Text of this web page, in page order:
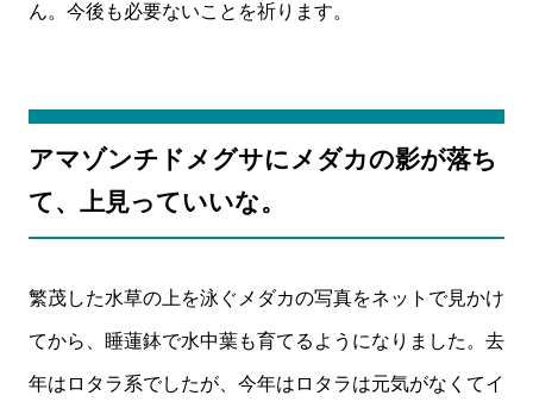
ん。今後も必要ないことを祈ります。
アマゾンチドメグサにメダカの影が落ち
て、上見っていいな。
繁茂した水草の上を泳ぐメダカの写真をネットで見かけ
てから、睡蓮鉢で水中葉も育てるようになりました。去
年はロタラ系でしたが、今年はロタラは元気がなくてイ